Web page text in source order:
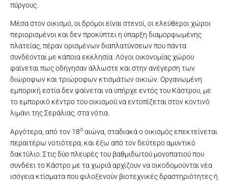
πύργους.
Μέσα στον οικισμό, οι δρόμοι είναι στενοί, οι ελεύθεροι χώροι
περιορισμένοι και δεν προκύπτει η ύπαρξη διαμορφωμένης
πλατείας, πέραν ορισμένων διαπλατύνσεων που πάντα
συνδέονται με κάποια εκκλησία. Λόγοι οικονομίας χώρου
φαίνεται πως οδήγησαν άλλωστε και στην ανέγερση των
διώροφων και τριώροφων κτισμάτων οικιών. Οργανωμένη
εμπορική εστία δεν φαίνεται να υπήρχε εντός του Κάστρου, με
το εμπορικό κέντρο του οικισμού να εντοπίζεται στον κοντινό
λιμάνι της Σεράλιας, στα νότια.
Αργότερα, από τον 18ο αιώνα, σταδιακά ο οικισμός επεκτείνεται
περαιτέρω νοτιότερα, και έξω από τον δεύτερο αμυντικό
δακτύλιο. Στις δύο πλευρές του βαθμιδωτού μονοπατιού που
συνδέει το Κάστρο με τα χωριά αρχίζουν να οικοδομούνται νέα
ισόγεια κτίσματα που φιλοξενούν βιοτεχνικές δραστηριότητες ή